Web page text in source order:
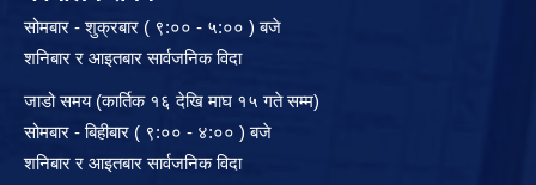
सोमबार - शुक्रबार ( ९:०० - ५:०० ) बजे
शनिबार र आइतबार सार्वजनिक विदा
जाडो समय (कार्तिक १६ देखि माघ १५ गते सम्म)
सोमबार - बिहीबार ( ९:०० - ४:०० ) बजे
शनिबार र आइतबार सार्वजनिक विदा